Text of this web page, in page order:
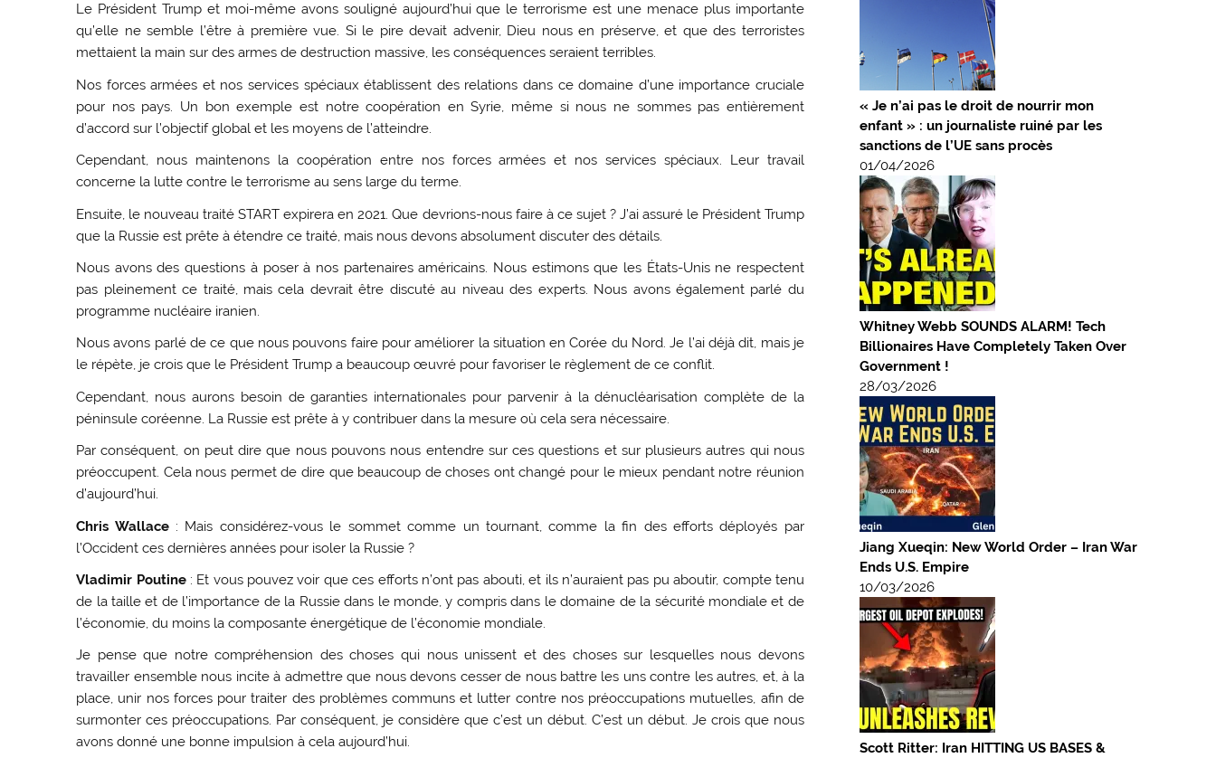
Le Président Trump et moi-même avons souligné aujourd’hui que le terrorisme est une menace plus importante
qu’elle ne semble l’être à première vue. Si le pire devait advenir, Dieu nous en préserve, et que des terroristes
mettaient la main sur des armes de destruction massive, les conséquences seraient terribles.
Nos forces armées et nos services spéciaux établissent des relations dans ce domaine d’une importance cruciale
pour nos pays. Un bon exemple est notre coopération en Syrie, même si nous ne sommes pas entièrement
d’accord sur l’objectif global et les moyens de l’atteindre.
Cependant, nous maintenons la coopération entre nos forces armées et nos services spéciaux. Leur travail
concerne la lutte contre le terrorisme au sens large du terme.
Ensuite, le nouveau traité START expirera en 2021. Que devrions-nous faire à ce sujet ? J’ai assuré le Président Trump
que la Russie est prête à étendre ce traité, mais nous devons absolument discuter des détails.
Nous avons des questions à poser à nos partenaires américains. Nous estimons que les États-Unis ne respectent
pas pleinement ce traité, mais cela devrait être discuté au niveau des experts. Nous avons également parlé du
programme nucléaire iranien.
Nous avons parlé de ce que nous pouvons faire pour améliorer la situation en Corée du Nord. Je l’ai déjà dit, mais je
le répète, je crois que le Président Trump a beaucoup œuvré pour favoriser le règlement de ce conflit.
Cependant, nous aurons besoin de garanties internationales pour parvenir à la dénucléarisation complète de la
péninsule coréenne. La Russie est prête à y contribuer dans la mesure où cela sera nécessaire.
Par conséquent, on peut dire que nous pouvons nous entendre sur ces questions et sur plusieurs autres qui nous
préoccupent. Cela nous permet de dire que beaucoup de choses ont changé pour le mieux pendant notre réunion
d’aujourd’hui.
Chris Wallace: Mais considérez-vous le sommet comme un tournant, comme la fin des efforts déployés par
l’Occident ces dernières années pour isoler la Russie ?
Vladimir Poutine: Et vous pouvez voir que ces efforts n’ont pas abouti, et ils n’auraient pas pu aboutir, compte tenu
de la taille et de l’importance de la Russie dans le monde, y compris dans le domaine de la sécurité mondiale et de
l’économie, du moins la composante énergétique de l’économie mondiale.
Je pense que notre compréhension des choses qui nous unissent et des choses sur lesquelles nous devons
travailler ensemble nous incite à admettre que nous devons cesser de nous battre les uns contre les autres, et, à la
place, unir nos forces pour traiter des problèmes communs et lutter contre nos préoccupations mutuelles, afin de
surmonter ces préoccupations. Par conséquent, je considère que c’est un début. C’est un début. Je crois que nous
avons donné une bonne impulsion à cela aujourd’hui.
« Je n’ai pas le droit de nourrir mon
enfant » : un journaliste ruiné par les
sanctions de l’UE sans procès
01/04/2026
Whitney Webb SOUNDS ALARM! Tech
Billionaires Have Completely Taken Over
Government !
28/03/2026
Jiang Xueqin: New World Order – Iran War
Ends U.S. Empire
10/03/2026
Scott Ritter: Iran HITTING US BASES &